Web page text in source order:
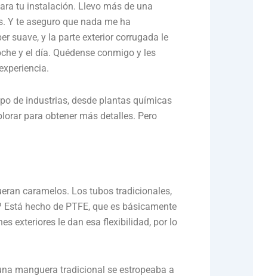
tu instalación. Llevo más de una
Y te aseguro que nada me ha
suave, y la parte exterior corrugada le
y el día. Quédense conmigo y les
de industrias, desde plantas químicas
para obtener más detalles. Pero
caramelos. Los tubos tradicionales,
hecho de PTFE, que es básicamente
exteriores le dan esa flexibilidad, por lo
manguera tradicional se estropeaba a